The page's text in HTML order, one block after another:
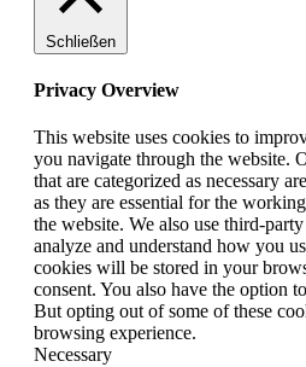
Schließen
Privacy Overview
This website uses cookies to
you navigate through the website.
that are categorized as necessary
as they are essential for the
the website. We also use third-
analyze and understand how you
cookies will be stored in your
consent. You also have the option
But opting out of some of these
browsing experience.
Necessary